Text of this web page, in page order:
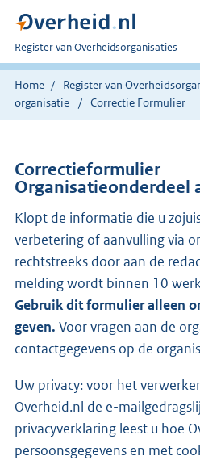
U
bent
nu
hier:
Register van Overheidsorganisaties
Home Register van
organisatie
Correctie Formulier
Correctieformulier
Organisatieonderdeel
Klopt de informatie die u
verbetering of aanvulling via
rechtstreeks door aan de
melding wordt binnen 10
Gebruik dit formulier alleen
geven. Voor vragen aan de
contactgegevens op de
Uw privacy: voor het
Overheid.nl de e-
privacyverklaring leest u hoe
persoonsgegevens en met